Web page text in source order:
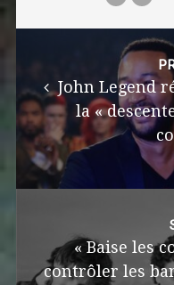
John Legend
la «
« Baise les
contrôler les